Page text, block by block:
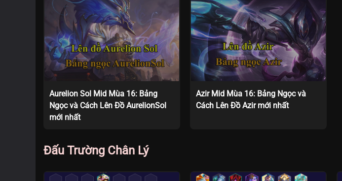
Aurelion Sol Mid Mùa 16: Bảng
Ngọc và Cách Lên Đồ AurelionSol
mới nhất
Azir Mid Mùa 16: Bảng Ngọc và
Cách Lên Đồ Azir mới nhất
Đấu Trường Chân Lý